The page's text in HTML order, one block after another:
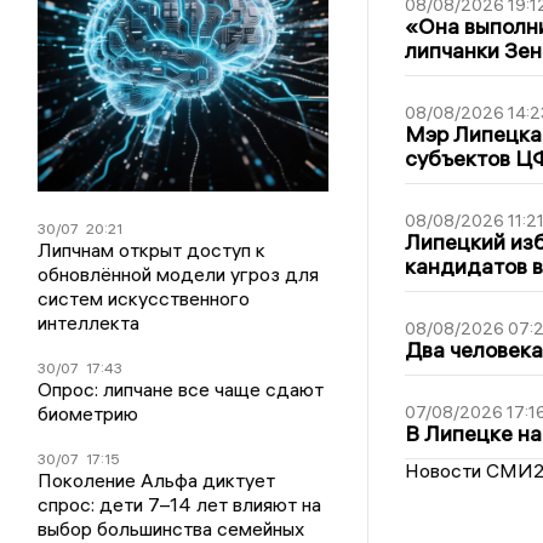
30/07 20:21
Липчнам открыт доступ к
обновлённой модели угроз для
систем искусственного
интеллекта
30/07 17:43
Опрос: липчане все чаще сдают
биометрию
30/07 17:15
Поколение Альфа диктует
спрос: дети 7–14 лет влияют на
выбор большинства семейных
08/08/2026
«Она
липчанки
08/08/2026
Мэр Липецка
субъектов
08/08/2026 11:21
Липецкий
кандидатов
08/08/2026
Два
07/08/2026
В Липецке
Новости